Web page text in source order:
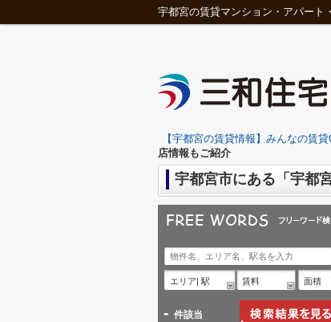
宇都宮の賃貸マンション・アパート
【宇都宮の賃貸情報】みんなの賃
店情報もご紹介
宇都宮市にある「宇都
エリア| 駅 賃料 面積
- 件該当